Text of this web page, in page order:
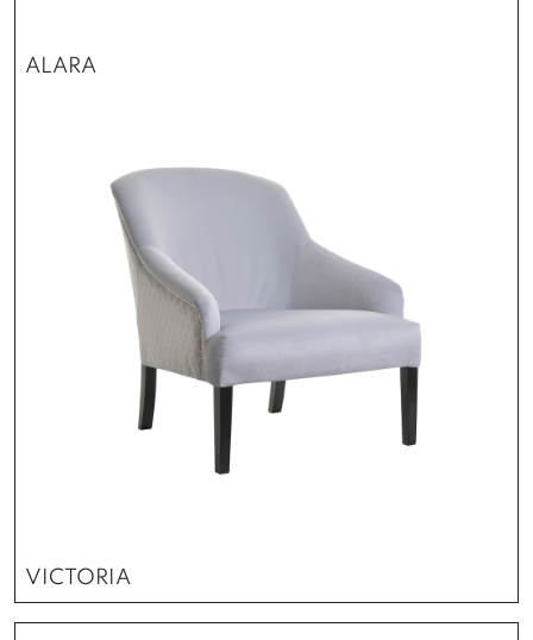
ALARA
VICTORIA